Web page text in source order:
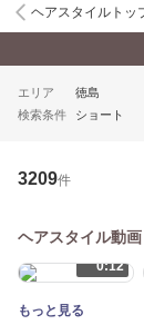
ヘアスタイルトッ
エリア
徳島
検索条件
ショート
3209件
ヘアスタイル動画
0:12
もっと見る